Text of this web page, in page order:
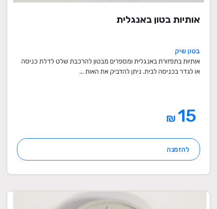
אותיות בטון באנגלית
בטון שיק
אותיות בתפזורת באנגלית ומספרים מבטון להרכבת שלט לדלת כניסה
או לגדר בכניסה לבית. ניתן להדביק את האות ...
₪
להזמנה